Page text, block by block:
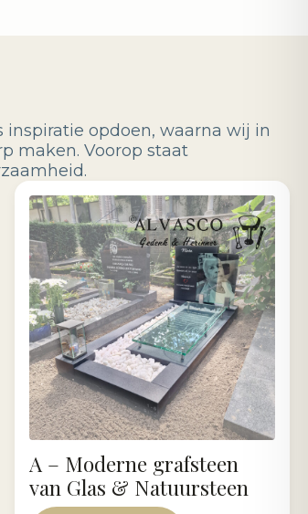
opdoen, waarna wij in
maken. Voorop staat
A – Moderne grafsteen
van Glas & Natuursteen